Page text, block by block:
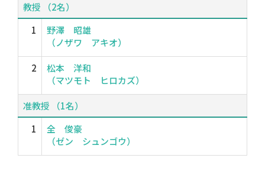
教授 （2名）
1
野澤 昭雄
（ノザワ アキオ）
2
松本 洋和
（マツモト ヒロカズ）
准教授 （1名）
1
全 俊豪
（ゼン シュンゴウ）